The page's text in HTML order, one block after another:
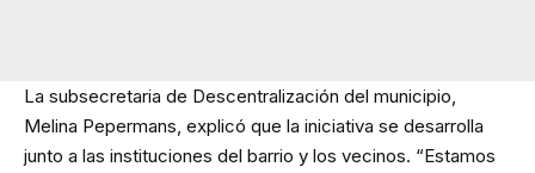
La subsecretaria de Descentralización del municipio,
Melina Pepermans, explicó que la iniciativa se desarrolla
junto a las instituciones del barrio y los vecinos. “Estamos